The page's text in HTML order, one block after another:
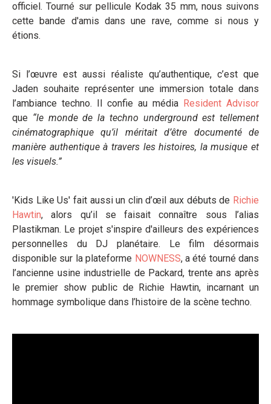
officiel. Tourné sur pellicule Kodak 35 mm, nous suivons
cette bande d'amis dans une rave, comme si nous y
étions.
Si l’œuvre est aussi réaliste qu’authentique, c’est que
Jaden souhaite représenter une immersion totale dans
l’ambiance techno. Il confie au média Resident Advisor
que “le monde de la techno underground est tellement
cinématographique qu’il méritait d’être documenté de
manière authentique à travers les histoires, la musique et
les visuels.”
'Kids Like Us' fait aussi un clin d’œil aux débuts de Richie
Hawtin, alors qu’il se faisait connaître sous l’alias
Plastikman. Le projet s'inspire d'ailleurs des expériences
personnelles du DJ planétaire. Le film désormais
disponible sur la plateforme NOWNESS, a été tourné dans
l’ancienne usine industrielle de Packard, trente ans après
le premier show public de Richie Hawtin, incarnant un
hommage symbolique dans l’histoire de la scène techno.